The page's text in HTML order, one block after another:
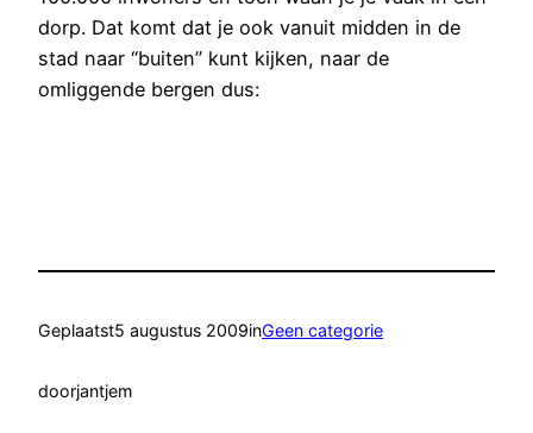
dorp. Dat komt dat je ook vanuit midden in de
stad naar “buiten” kunt kijken, naar de
omliggende bergen dus:
Geplaatst5 augustus 2009inGeen categorie
doorjantjem